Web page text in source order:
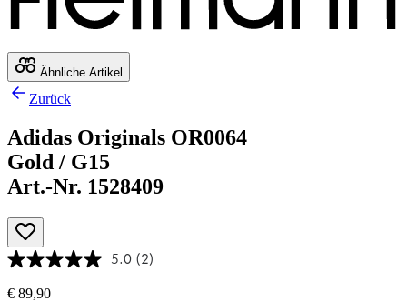
Ähnliche Artikel
Zurück
Adidas Originals OR0064
Gold / G15
Art.-Nr. 1528409
5.0 (2)
€ 89,90